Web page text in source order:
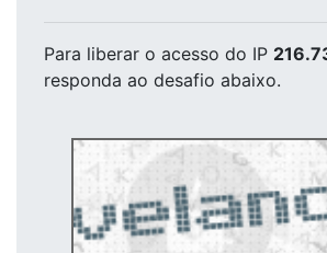
Para liberar o acesso do IP
responda ao desafio abaixo.